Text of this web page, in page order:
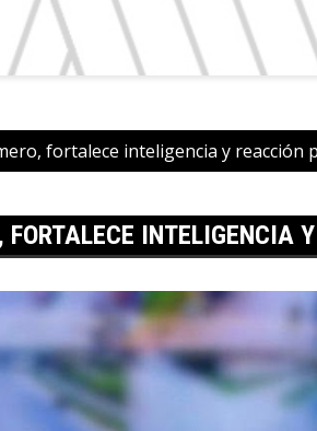
fortalece inteligencia y reacción
INTELIGENCIA